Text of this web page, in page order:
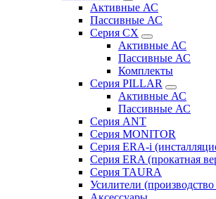
Активные АС
Пассивные АС
Серия CX
Активные АС
Пассивные АС
Комплекты
Серия PILLAR
Активные АС
Пассивные АС
Серия ANT
Серия MONITOR
Серия ERA-i
Серия ERA (прокатная
Серия TAURA
Усилители